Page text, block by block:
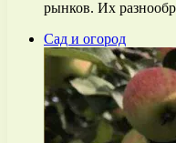
рынков. Их
Сад и огород